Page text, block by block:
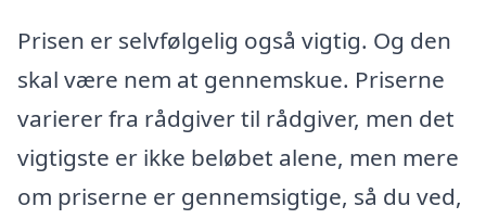
Prisen er selvfølgelig også vigtig. Og den
skal være nem at gennemskue. Priserne
varierer fra rådgiver til rådgiver, men det
vigtigste er ikke beløbet alene, men mere
om priserne er gennemsigtige, så du ved,